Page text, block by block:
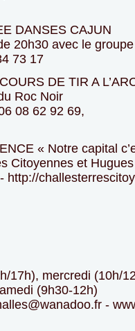
DANSES CAJUN
20h30 avec le
73 17
DE TIR A
Roc Noir
08 62 92 69,
« Notre capital
Citoyennes et
http://
17h), mercredi (10h/
(9h30-12h)
-